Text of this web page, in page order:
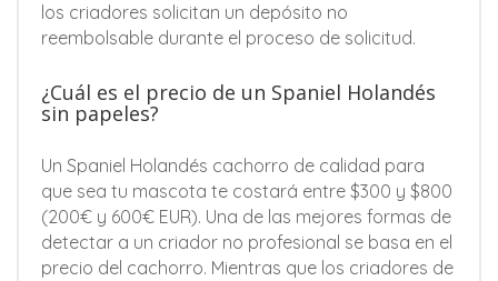
los criadores solicitan un depósito no
reembolsable durante el proceso de solicitud.
¿Cuál es el precio de un Spaniel Holandés
sin papeles?
Un Spaniel Holandés cachorro de calidad para
que sea tu mascota te costará entre $300 y $800
(200€ y 600€ EUR). Una de las mejores formas de
detectar a un criador no profesional se basa en el
precio del cachorro. Mientras que los criadores de